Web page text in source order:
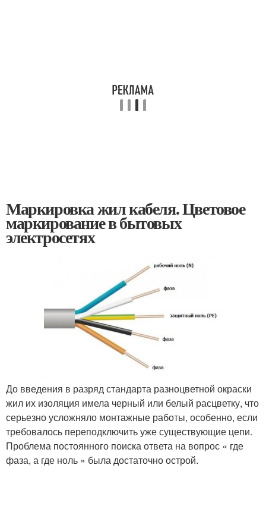
Маркировка жил кабеля. Цветовое
маркирование в бытовых
электросетях
До введения в разряд стандарта разноцветной окраски
жил их изоляция имела черный или белый расцветку, что
серьезно усложняло монтажные работы, особенно, если
требовалось переподключить уже существующие цепи.
Проблема постоянного поиска ответа на вопрос « где
фаза, а где ноль » была достаточно острой.